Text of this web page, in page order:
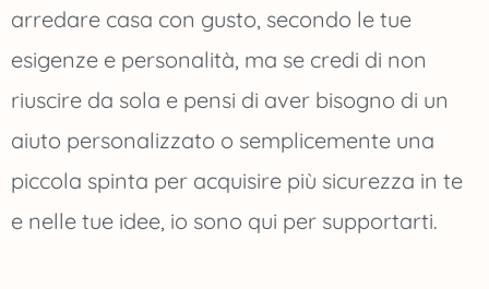
arredare casa con gusto, secondo le tue
esigenze e personalità, ma se credi di non
riuscire da sola e pensi di aver bisogno di un
aiuto personalizzato o semplicemente una
piccola spinta per acquisire più sicurezza in te
e nelle tue idee, io sono qui per supportarti.